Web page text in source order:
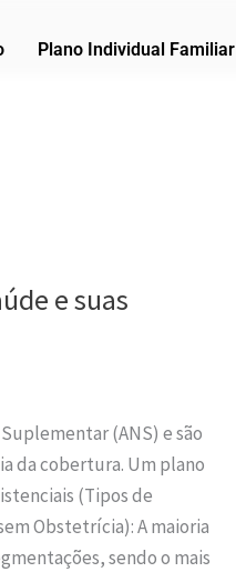
Plano Individual Familiar
e suas
(ANS) e são
da cobertura. Um plano
(Tipos de
Obstetrícia): A maioria
sendo o mais